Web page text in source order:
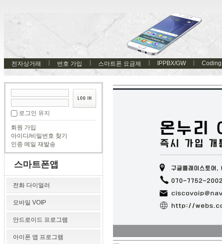
전자상거래 번호 가입 스마트폰 요금제 IPPBX/GW Coding
로그인 유지
회원 가입
아이디/비밀번호 찾기
인증 메일 재발송
스마트폰앱
전화 다이얼러
모바일 VOIP
안드로이드 프로그램
아이폰 앱 프로그램